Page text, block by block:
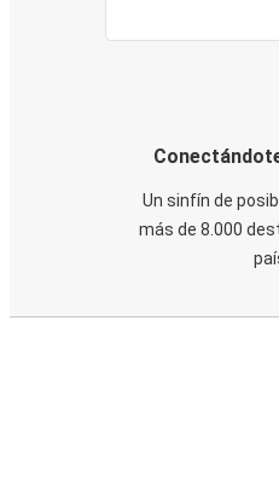
Un sinfín de
más de 8.000